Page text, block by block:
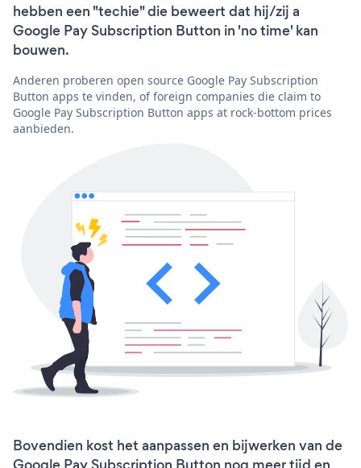
hebben een "techie" die beweert dat hij/zij a
Google Pay Subscription Button in 'no time' kan
bouwen.
Anderen proberen open source Google Pay Subscription
Button apps te vinden, of foreign companies die claim to
Google Pay Subscription Button apps at rock-bottom prices
aanbieden.
Bovendien kost het aanpassen en bijwerken van de